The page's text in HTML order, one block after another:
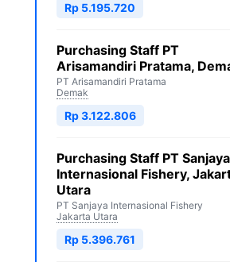
Rp 5.195.720
Purchasing Staff PT
Arisamandiri Pratama,
PT Arisamandiri Pratama
Demak
Rp 3.122.806
Purchasing Staff PT Sanjaya
Internasional Fishery,
Utara
PT Sanjaya Internasional Fishery
Jakarta Utara
Rp 5.396.761